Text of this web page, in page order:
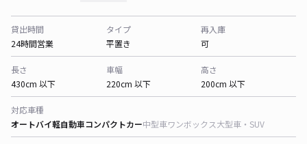
貸出時間
24時間営業
タイプ
平置き
再入庫
可
長さ
430cm 以下
車幅
220cm 以下
高さ
200cm 以下
対応車種
オートバイ軽自動車コンパクトカー中型車ワンボックス大型車・SUV